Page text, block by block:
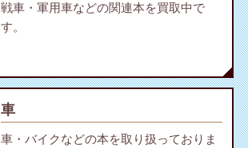
戦車・軍用車などの関連本を買取中で
す。
車
車・バイクなどの本を取り扱っておりま